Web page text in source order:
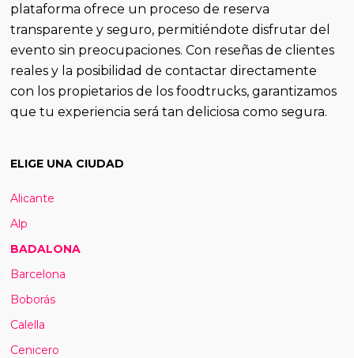
plataforma ofrece un proceso de reserva
transparente y seguro, permitiéndote disfrutar del
evento sin preocupaciones. Con reseñas de clientes
reales y la posibilidad de contactar directamente
con los propietarios de los foodtrucks, garantizamos
que tu experiencia será tan deliciosa como segura.
ELIGE UNA CIUDAD
Alicante
Alp
BADALONA
Barcelona
Boborás
Calella
Cenicero